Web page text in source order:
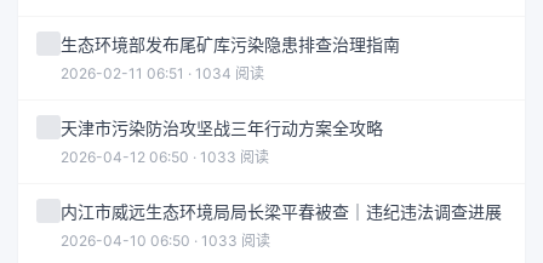
生态环境部发布尾矿库污染隐患排查治理指南
2026-02-11 06:51 · 1034 阅读
天津市污染防治攻坚战三年行动方案全攻略
2026-04-12 06:50 · 1033 阅读
内江市威远生态环境局局长梁平春被查｜违纪违法调查进展
2026-04-10 06:50 · 1033 阅读